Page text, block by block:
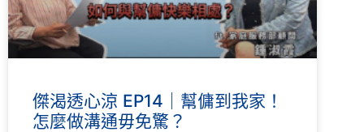
傑渴透心涼 EP14｜幫傭到我家！
怎麼做溝通毋免驚？